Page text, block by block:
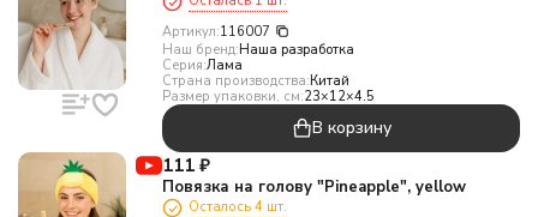
Артикул:116007
Наш бренд:Наша разработка
Серия:Лама
Страна производства:Китай
Размер упаковки, см:23×12×4.5
В корзину
111 ₽
Повязка на голову "Pineapple", yellow
Осталось 4 шт.